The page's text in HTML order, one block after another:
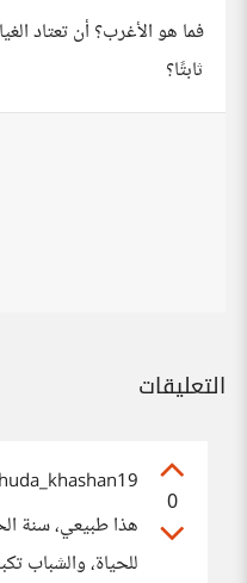
فما هو الأغرب؟ أن تعتاد
ثابتًا؟
التعليقات
0
huda_khashan19
هذا طبيعي، سنة
للحياة، والشباب